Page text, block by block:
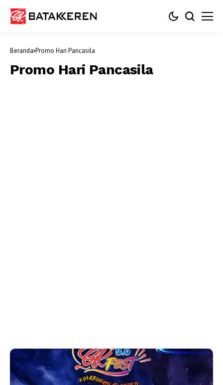
Beranda Promo Hari Pancasila
Promo Hari Pancasila